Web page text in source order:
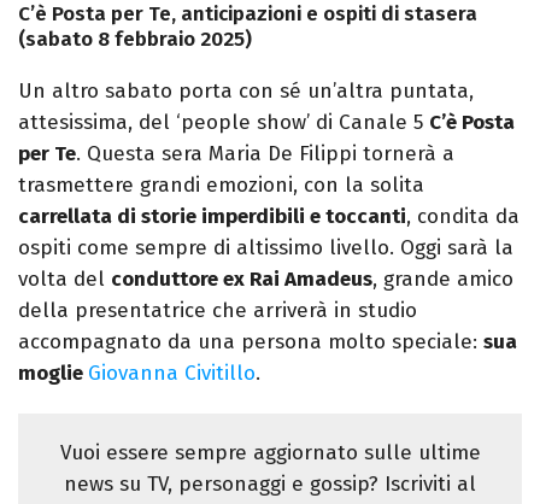
C’è Posta per Te, anticipazioni e ospiti di stasera
(sabato 8 febbraio 2025)
Un altro sabato porta con sé un’altra puntata,
attesissima, del ‘people show’ di Canale 5 C’è Posta
per Te. Questa sera Maria De Filippi tornerà a
trasmettere grandi emozioni, con la solita
carrellata di storie imperdibili e toccanti, condita da
ospiti come sempre di altissimo livello. Oggi sarà la
volta del conduttore ex Rai Amadeus, grande amico
della presentatrice che arriverà in studio
accompagnato da una persona molto speciale: sua
moglie Giovanna Civitillo.
Vuoi essere sempre aggiornato sulle ultime
news su TV, personaggi e gossip? Iscriviti al